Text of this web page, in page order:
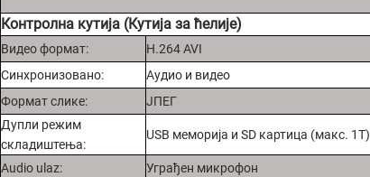
Контролна кутија (Кутија за ћелије)
Видео формат:
H.264 AVI
Синхронизовано:
Аудио и видео
Формат слике:
ЈПЕГ
Дупли режим
складиштења:
USB меморија и SD картица (макс. 1T)
Audio ulaz: Уграђен микрофон